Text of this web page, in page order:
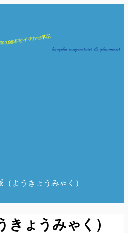
（ようきょうみゃく）
きょうみゃく）